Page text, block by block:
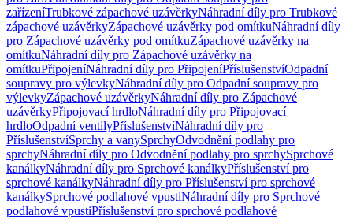
zařízeníTrubkové zápachové uzávěrkyNáhradní díly pro Trubkové
zápachové uzávěrkyZápachové uzávěrky pod omítkuNáhradní díly
pro Zápachové uzávěrky pod omítkuZápachové uzávěrky na
omítkuNáhradní díly pro Zápachové uzávěrky na
omítkuPřipojeníNáhradní díly pro PřipojeníPříslušenstvíOdpadní
soupravy pro výlevkyNáhradní díly pro Odpadní soupravy pro
výlevkyZápachové uzávěrkyNáhradní díly pro Zápachové
uzávěrkyPřipojovací hrdloNáhradní díly pro Připojovací
hrdloOdpadní ventilyPříslušenstvíNáhradní díly pro
PříslušenstvíSprchy a vanySprchyOdvodnění podlahy pro
sprchyNáhradní díly pro Odvodnění podlahy pro sprchySprchové
kanálkyNáhradní díly pro Sprchové kanálkyPříslušenství pro
sprchové kanálkyNáhradní díly pro Příslušenství pro sprchové
kanálkySprchové podlahové vpustiNáhradní díly pro Sprchové
podlahové vpustiPříslušenství pro sprchové podlahové